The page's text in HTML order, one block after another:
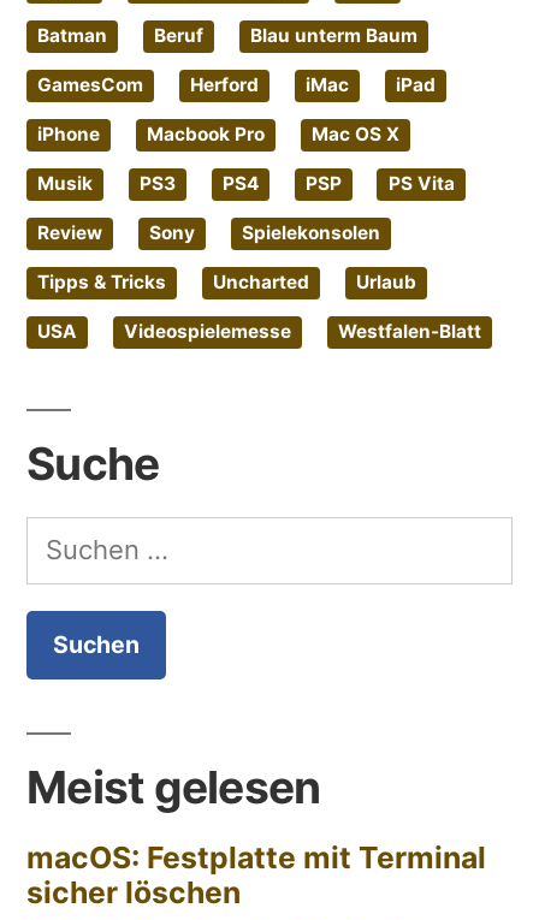
Batman Beruf Blau unterm Baum
GamesCom Herford iMac iPad
iPhone Macbook Pro Mac OS X
Musik PS3 PS4 PSP PS Vita
Review Sony Spielekonsolen
Tipps & Tricks Uncharted Urlaub
USA Videospielemesse Westfalen-Blatt
Suche
Suchen
nach:
Meist gelesen
macOS: Festplatte mit Terminal
sicher löschen